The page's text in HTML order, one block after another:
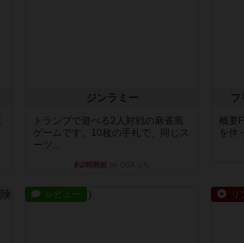
ジンラミー
トランプで遊べる2人対戦の麻雀風
ゲームです。10枚の手札で、同じス
ーツ...
約2時間前
概
を伴
レビュー